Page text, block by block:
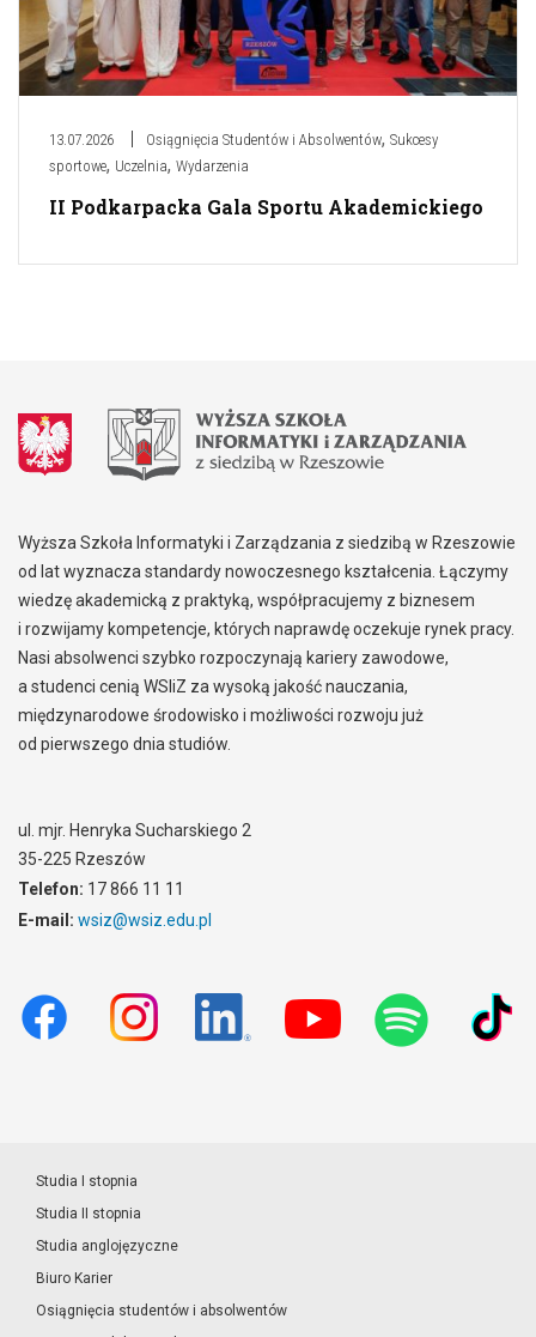
13.07.2026 Osiągnięcia Studentów i Absolwentów, Sukcesy
sportowe, Uczelnia, Wydarzenia
II Podkarpacka Gala Sportu Akademickiego
Wyższa Szkoła Informatyki i Zarządzania z siedzibą w Rzeszowie
od lat wyznacza standardy nowoczesnego kształcenia. Łączymy
wiedzę akademicką z praktyką, współpracujemy z biznesem
i rozwijamy kompetencje, których naprawdę oczekuje rynek pracy.
Nasi absolwenci szybko rozpoczynają kariery zawodowe,
a studenci cenią WSIiZ za wysoką jakość nauczania,
międzynarodowe środowisko i możliwości rozwoju już
od pierwszego dnia studiów.
ul. mjr. Henryka Sucharskiego 2
35-225 Rzeszów
Telefon: 17 866 11 11
E-mail: wsiz@wsiz.edu.pl
Studia I stopnia
Studia II stopnia
Studia anglojęzyczne
Biuro Karier
Osiągnięcia studentów i absolwentów